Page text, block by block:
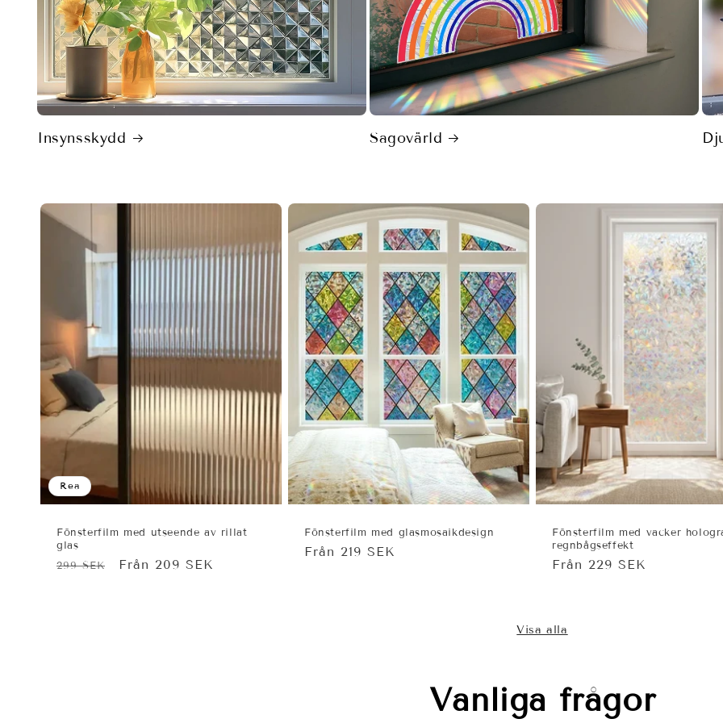
Insynsskydd Sagovärld
Rea
Fönsterfilm med utseende av rillat
glas
Ordinarie
299 SEK Försäljningspris
Från 209 SEK
Fönsterfilm med glasmosaikdesign
Ordinarie
Från 219 SEK
Fönsterfilm med vacker
regnbågseffekt
Ordinarie
Från 229 SEK
Visa alla
Vanliga frågor